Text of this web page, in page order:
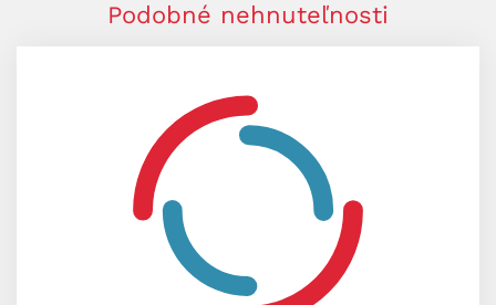
Podobné nehnuteľnosti